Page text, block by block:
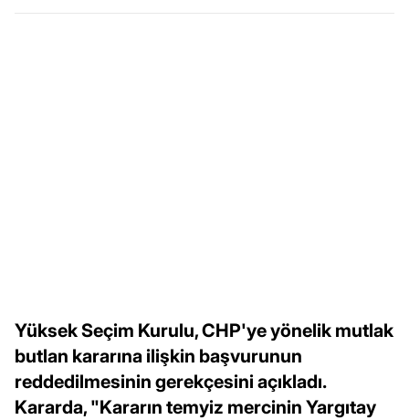
Yüksek Seçim Kurulu, CHP'ye yönelik mutlak
butlan kararına ilişkin başvurunun
reddedilmesinin gerekçesini açıkladı.
Kararda, "Kararın temyiz mercinin Yargıtay